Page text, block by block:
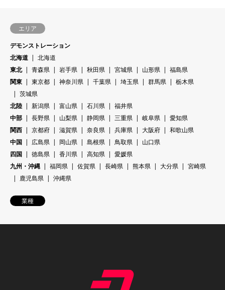
エリア
デモンストレーション
北海道
北海道
東北
青森県 岩手県 秋田県 宮城県 山形県
福島県
関東
東京都 神奈川県 千葉県 埼玉県 群馬県
栃木県
茨城県
北陸
新潟県 富山県 石川県
福井県
中部
長野県 山梨県 静岡県 三重県 岐阜県
愛知県
関西
京都府 滋賀県 奈良県 兵庫県 大阪府
和歌山県
中国
広島県 岡山県 島根県 鳥取県
山口県
四国
徳島県 香川県 高知県
愛媛県
九州・沖縄
福岡県 佐賀県 長崎県 熊本県 大分県
宮崎県
鹿児島県
沖縄県
業種